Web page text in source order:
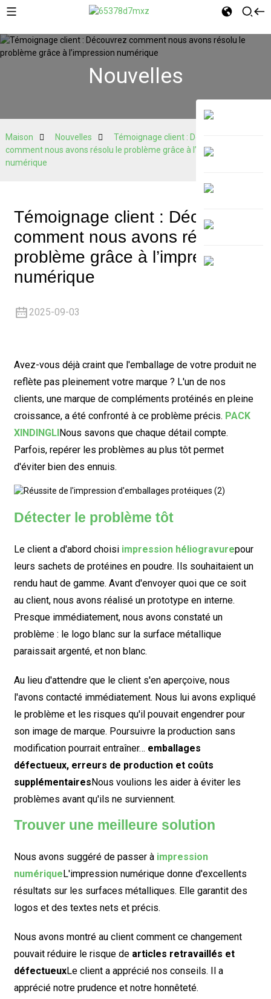
Nouvelles
Maison Nouvelles
Témoignage client : Découvrez
comment nous avons résolu le problème grâce à l’impression
numérique
Témoignage client : Découvrez
comment nous avons résolu le
problème grâce à l’impression
numérique
2025-09-03
Avez-vous déjà craint que l'emballage de votre produit ne
reflète pas pleinement votre marque ? L'un de nos
clients, une marque de compléments protéinés en pleine
croissance, a été confronté à ce problème précis. PACK
XINDINGLINous savons que chaque détail compte.
Parfois, repérer les problèmes au plus tôt permet
d'éviter bien des ennuis.
Détecter le problème tôt
Le client a d'abord choisi impression héliogravurepour
leurs sachets de protéines en poudre. Ils souhaitaient un
rendu haut de gamme. Avant d'envoyer quoi que ce soit
au client, nous avons réalisé un prototype en interne.
Presque immédiatement, nous avons constaté un
problème : le logo blanc sur la surface métallique
paraissait argenté, et non blanc.
Au lieu d'attendre que le client s'en aperçoive, nous
l'avons contacté immédiatement. Nous lui avons expliqué
le problème et les risques qu'il pouvait engendrer pour
son image de marque. Poursuivre la production sans
modification pourrait entraîner… emballages
défectueux, erreurs de production et coûts
supplémentairesNous voulions les aider à éviter les
problèmes avant qu'ils ne surviennent.
Trouver une meilleure solution
Nous avons suggéré de passer à impression
numériqueL'impression numérique donne d'excellents
résultats sur les surfaces métalliques. Elle garantit des
logos et des textes nets et précis.
Nous avons montré au client comment ce changement
pouvait réduire le risque de articles retravaillés et
défectueuxLe client a apprécié nos conseils. Il a
apprécié notre prudence et notre honnêteté.